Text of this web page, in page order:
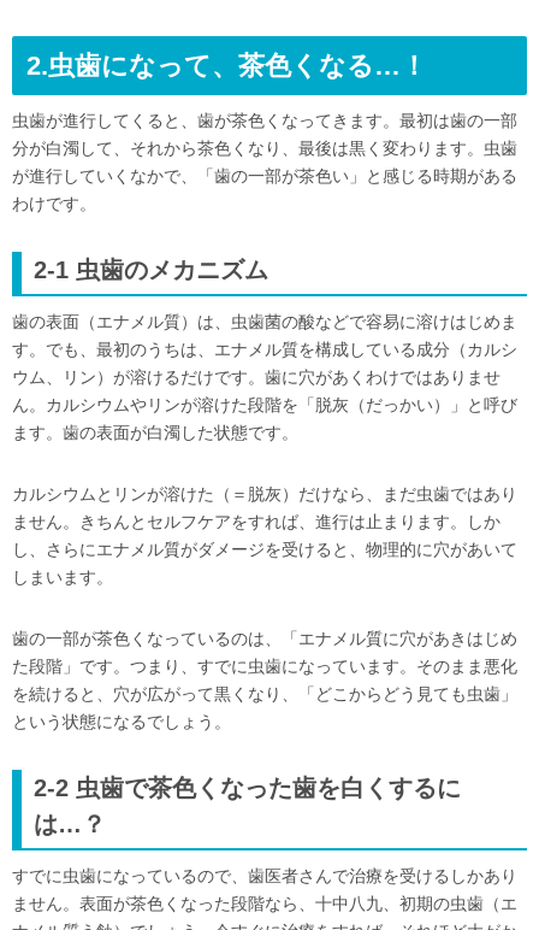
2.虫歯になって、茶色くなる…！
虫歯が進行してくると、歯が茶色くなってきます。最初は歯の一部
分が白濁して、それから茶色くなり、最後は黒く変わります。虫歯
が進行していくなかで、「歯の一部が茶色い」と感じる時期がある
わけです。
2-1 虫歯のメカニズム
歯の表面（エナメル質）は、虫歯菌の酸などで容易に溶けはじめま
す。でも、最初のうちは、エナメル質を構成している成分（カルシ
ウム、リン）が溶けるだけです。歯に穴があくわけではありませ
ん。カルシウムやリンが溶けた段階を「脱灰（だっかい）」と呼び
ます。歯の表面が白濁した状態です。
カルシウムとリンが溶けた（＝脱灰）だけなら、まだ虫歯ではあり
ません。きちんとセルフケアをすれば、進行は止まります。しか
し、さらにエナメル質がダメージを受けると、物理的に穴があいて
しまいます。
歯の一部が茶色くなっているのは、「エナメル質に穴があきはじめ
た段階」です。つまり、すでに虫歯になっています。そのまま悪化
を続けると、穴が広がって黒くなり、「どこからどう見ても虫歯」
という状態になるでしょう。
2-2 虫歯で茶色くなった歯を白くするに
は…？
すでに虫歯になっているので、歯医者さんで治療を受けるしかあり
ません。表面が茶色くなった段階なら、十中八九、初期の虫歯（エ